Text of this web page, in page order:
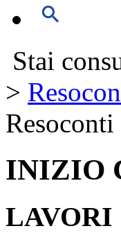
Stai
>
Resoconti
INIZIO
LAVORI